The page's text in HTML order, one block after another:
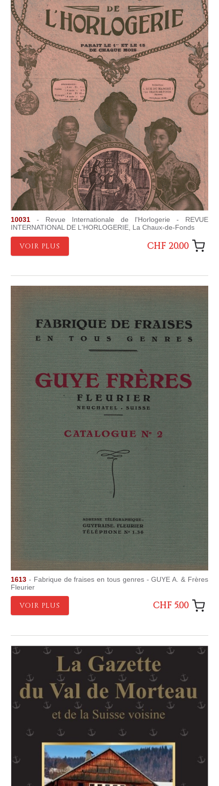
10031 - Revue Internationale de l'Horlogerie - REVUE
INTERNATIONAL DE L'HORLOGERIE, La Chaux-de-Fonds
VOIR PLUS CHF 20.00
1613 - Fabrique de fraises en tous genres - GUYE A. & Frères
Fleurier
VOIR PLUS CHF 5.00